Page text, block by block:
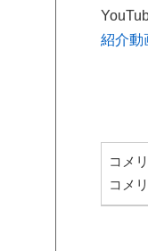
紹介動
コメ
コメ